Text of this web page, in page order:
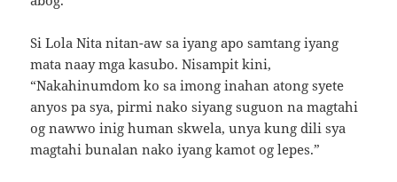
Si Lola Nita nitan-aw sa iyang apo samtang iyang
mata naay mga kasubo. Nisampit kini,
“Nakahinumdom ko sa imong inahan atong syete
anyos pa sya, pirmi nako siyang suguon na magtahi
og nawwo inig human skwela, unya kung dili sya
magtahi bunalan nako iyang kamot og lepes.”